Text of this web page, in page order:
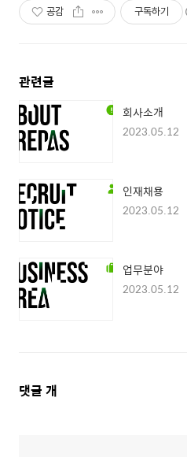
공감 구독하기
관련글
회사소개
2023.05.12
인재채용
2023.05.12
업무분야
2023.05.12
댓
댓글 개